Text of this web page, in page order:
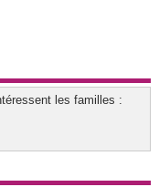
les familles :